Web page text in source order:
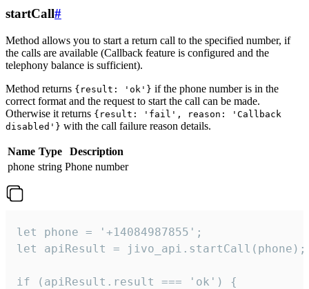
startCall#
Method allows you to start a return call to the specified number, if
the calls are available (Callback feature is configured and the
telephony balance is sufficient).
Method returns {result: 'ok'} if the phone number is in the
correct format and the request to start the call can be made.
Otherwise it returns {result: 'fail', reason: 'Callback
disabled'} with the call failure reason details.
Name Type
Description
phone string Phone number
let phone = '+14084987855';
let apiResult = jivo_api.startCall(phone);
if (apiResult.result === 'ok') {